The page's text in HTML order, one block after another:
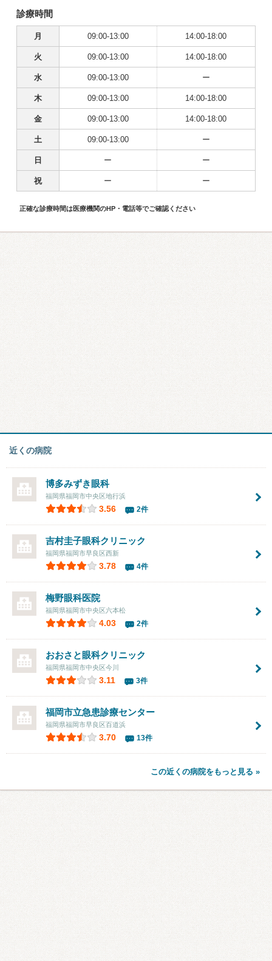
診療時間
月 09:00-13:00 14:00-18:00
火 09:00-13:00 14:00-18:00
水 09:00-13:00 ー
木 09:00-13:00 14:00-18:00
金 09:00-13:00 14:00-18:00
土 09:00-13:00 ー
日 ー ー
祝 ー ー
正確な診療時間は医療機関のHP・電話等でご確認ください
近くの病院
博多みずき眼科
福岡県福岡市中央区地行浜
3.56 2件
吉村圭子眼科クリニック
福岡県福岡市早良区西新
3.78 4件
梅野眼科医院
福岡県福岡市中央区六本松
4.03 2件
おおさと眼科クリニック
福岡県福岡市中央区今川
3.11 3件
福岡市立急患診療センター
福岡県福岡市早良区百道浜
3.70 13件
この近くの病院をもっと見る »